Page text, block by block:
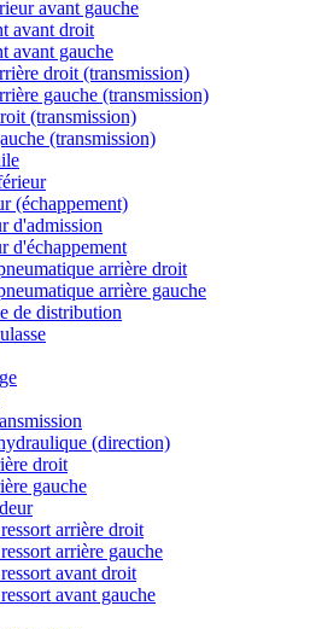
avant gauche
avant droit
avant gauche
droit (transmission)
gauche (transmission)
(transmission)
(transmission)
(échappement)
d'admission
d'échappement
arrière droit
arrière gauche
de distribution
(direction)
droit
gauche
arrière droit
arrière gauche
avant droit
avant gauche